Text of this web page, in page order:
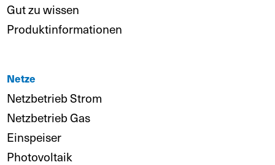
Gut zu wissen
Produktinformationen
Netze
Netzbetrieb Strom
Netzbetrieb Gas
Einspeiser
Photovoltaik